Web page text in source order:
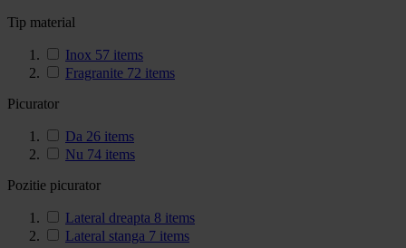
Tip material
Inox 57 items
Fragranite 72 items
Picurator
Da 26 items
Nu 74 items
Pozitie picurator
Lateral dreapta 8 items
Lateral stanga 7 items